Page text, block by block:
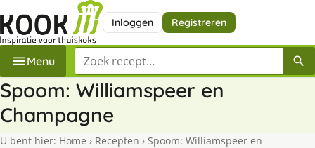
Inloggen Registreren
Menu Zoek een recept
Spoom: Williamspeer en
Champagne
U bent hier: Home › Recepten › Spoom: Williamspeer en